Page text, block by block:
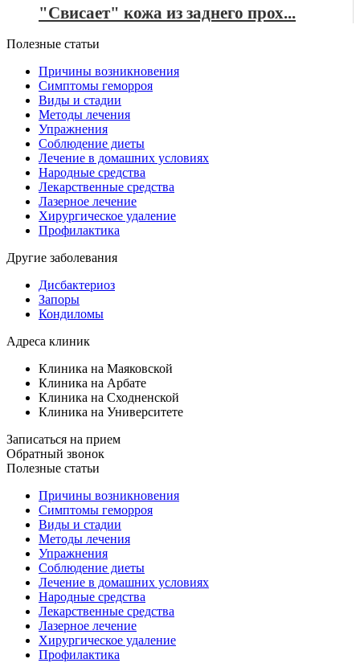
"Свисает" кожа из заднего прох...
Полезные статьи
Причины возникновения
Симптомы геморроя
Виды и стадии
Методы лечения
Упражнения
Соблюдение диеты
Лечение в домашних условиях
Народные средства
Лекарственные средства
Лазерное лечение
Хирургическое удаление
Профилактика
Другие заболевания
Дисбактериоз
Запоры
Кондиломы
Адреса клиник
Клиника на Маяковской
Клиника на Арбате
Клиника на Сходненской
Клиника на Университете
Записаться на прием
Обратный звонок
Полезные статьи
Причины возникновения
Симптомы геморроя
Виды и стадии
Методы лечения
Упражнения
Соблюдение диеты
Лечение в домашних условиях
Народные средства
Лекарственные средства
Лазерное лечение
Хирургическое удаление
Профилактика